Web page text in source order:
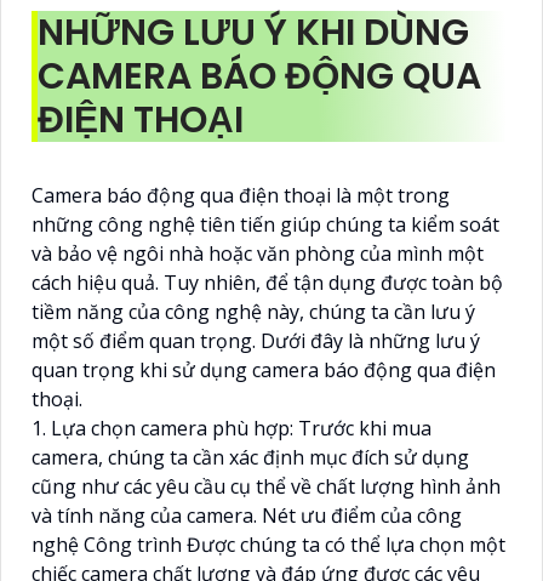
NHỮNG LƯU Ý KHI DÙNG
CAMERA BÁO ĐỘNG QUA
ĐIỆN THOẠI
Camera báo động qua điện thoại là một trong
những công nghệ tiên tiến giúp chúng ta kiểm soát
và bảo vệ ngôi nhà hoặc văn phòng của mình một
cách hiệu quả. Tuy nhiên, để tận dụng được toàn bộ
tiềm năng của công nghệ này, chúng ta cần lưu ý
một số điểm quan trọng. Dưới đây là những lưu ý
quan trọng khi sử dụng camera báo động qua điện
thoại.
1. Lựa chọn camera phù hợp: Trước khi mua
camera, chúng ta cần xác định mục đích sử dụng
cũng như các yêu cầu cụ thể về chất lượng hình ảnh
và tính năng của camera. Nét ưu điểm của công
nghệ Công trình Được chúng ta có thể lựa chọn một
chiếc camera chất lượng và đáp ứng được các yêu